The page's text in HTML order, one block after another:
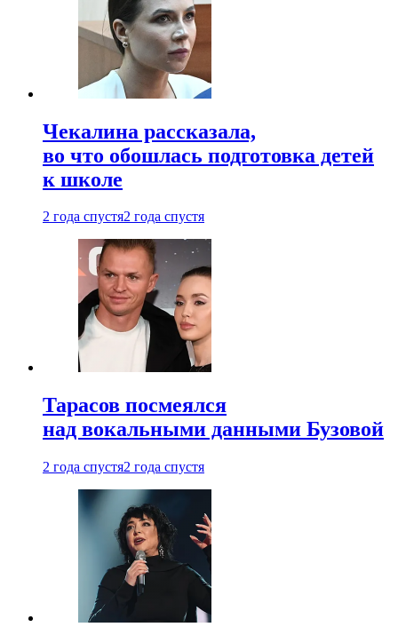
Чекалина рассказала,
во что обошлась подготовка детей
к школе
2 года спустя2 года спустя
Тарасов посмеялся
над вокальными данными Бузовой
2 года спустя2 года спустя